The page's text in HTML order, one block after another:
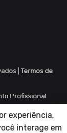
| Termos de
Profissional
experiência,
interage em